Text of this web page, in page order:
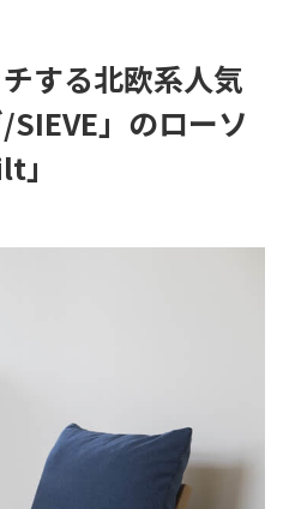
する北欧系人気
」のローソ